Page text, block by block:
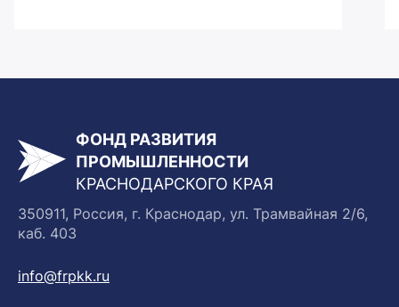
ФОНД РАЗВИТИЯ
ПРОМЫШЛЕННОСТИ
КРАСНОДАРСКОГО КРАЯ
350911, Россия, г. Краснодар, ул. Трамвайная 2/6,
каб. 403
info@frpkk.ru